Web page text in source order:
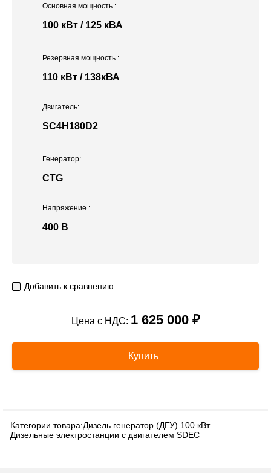
Основная мощность :
100 кВт / 125 кВА
Двигатель:
SC4H180D2
Напряжение :
400 В
Резервная мощность :
110 кВт / 138кВА
Генератор:
CTG
Добавить к сравнению
Цена с НДС: 1 625 000 ₽
Купить
Категории товара:Дизель генератор (ДГУ) 100 кВт
Дизельные электростанции с двигателем SDEC